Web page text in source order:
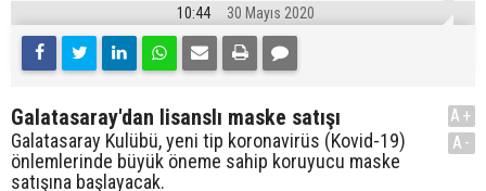
10:44 30 Mayıs 2020
Galatasaray'dan lisanslı maske satışı
Galatasaray Kulübü, yeni tip koronavirüs (Kovid-19)
önlemlerinde büyük öneme sahip koruyucu maske
satışına başlayacak.
A+
A-